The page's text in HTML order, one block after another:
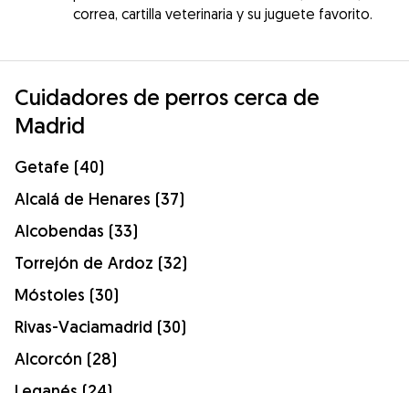
correa, cartilla veterinaria y su juguete favorito.
Cuidadores de perros cerca de
Madrid
Getafe (40)
Alcalá de Henares (37)
Alcobendas (33)
Torrejón de Ardoz (32)
Móstoles (30)
Rivas-Vaciamadrid (30)
Alcorcón (28)